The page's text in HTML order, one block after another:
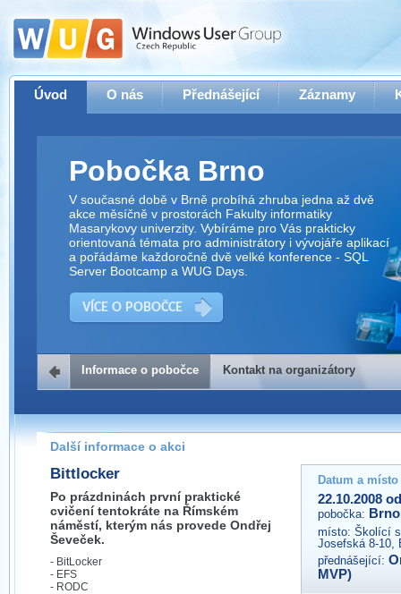
Úvod O nás Přednášející Záznamy
Pobočka Brno
V současné době v Brně probíhá zhruba jedna až dvě
akce měsíčně v prostorách Fakulty informatiky
Masarykovy univerzity. Vybíráme pro Vás prakticky
orientovaná témata pro administrátory i vývojáře aplikací
a pořádáme každoročně dvě velké konference - SQL
Server Bootcamp a WUG Days.
VÍCE O POBOČCE
Kontakt na organizátory
Pokud máte jakýkoliv dotaz na organizátory této akce,
prosím neváhejte nás kontaktovat na e-mailu:
brno@wug.cz
Informace o pobočce Kontakt na organizátory
Další informace o akci
Bittlocker
Po prázdninách první praktické
cvičení tentokráte na Římském
náměstí, kterým nás provede Ondřej
Ševeček.
- BitLocker
- EFS
- RODC
Datum a
22.10.2008
pobočka: Brno
místo: Školící
Josefská 8-10,
přednášející:
MVP)